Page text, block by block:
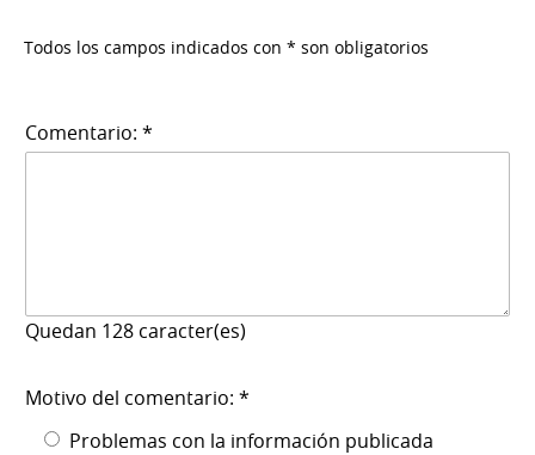
Todos los campos indicados con * son obligatorios
Comentario: *
Quedan 128 caracter(es)
Motivo del comentario: *
Problemas con la información publicada